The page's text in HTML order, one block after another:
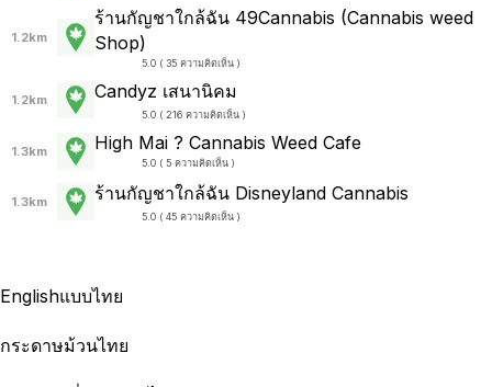
1.2km
ร้านกัญชาใกล้ฉัน 49Cannabis (Cannabis weed
Shop)
5.0 ( 35 ความคิดเห็น )
1.2km Candyz เสนานิคม
5.0 ( 216 ความคิดเห็น )
1.3km High Mai ? Cannabis Weed Cafe
5.0 ( 5 ความคิดเห็น )
1.3km ร้านกัญชาใกล้ฉัน Disneyland Cannabis
5.0 ( 45 ความคิดเห็น )
Englishแบบไทย
กระดาษม้วนไทย